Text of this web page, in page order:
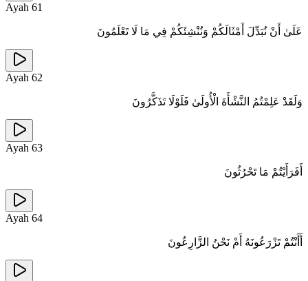
Ayah 61
عَلَىٰ أَنْ نُبَدِّلَ أَمْثَالَكُمْ وَنُنْشِئَكُمْ فِي مَا لَا تَعْلَمُونَ
Ayah 62
وَلَقَدْ عَلِمْتُمُ النَّشْأَةَ الْأُولَىٰ فَلَوْلَا تَذَكَّرُونَ
Ayah 63
أَفَرَأَيْتُمْ مَا تَحْرُثُونَ
Ayah 64
أَأَنْتُمْ تَزْرَعُونَهُ أَمْ نَحْنُ الزَّارِعُونَ